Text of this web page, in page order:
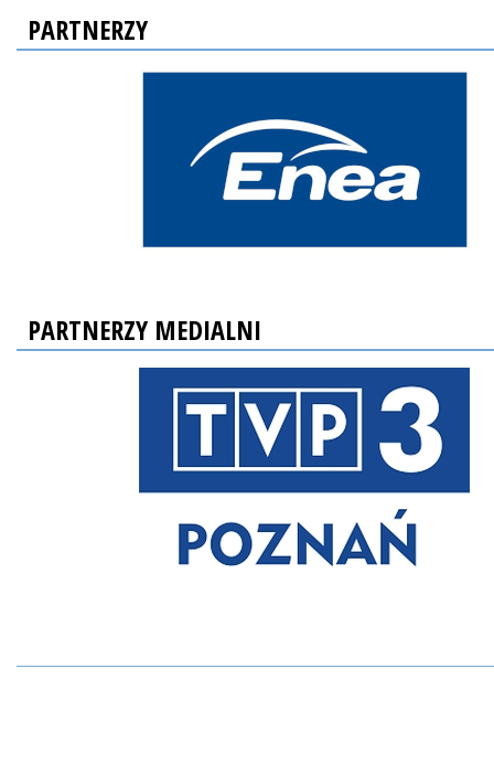
PARTNERZY
PARTNERZY MEDIALNI